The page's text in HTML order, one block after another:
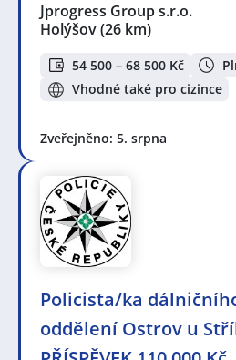
Jprogress Group s.r.o.
Holýšov(26 km)
54 500 – 68 500 Kč
Vhodné také pro cizince
Zveřejněno: 5. srpna
Policista/ka
oddělení Ostrov u